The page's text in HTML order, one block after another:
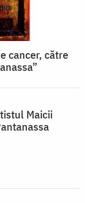
cancer, către
Maicii